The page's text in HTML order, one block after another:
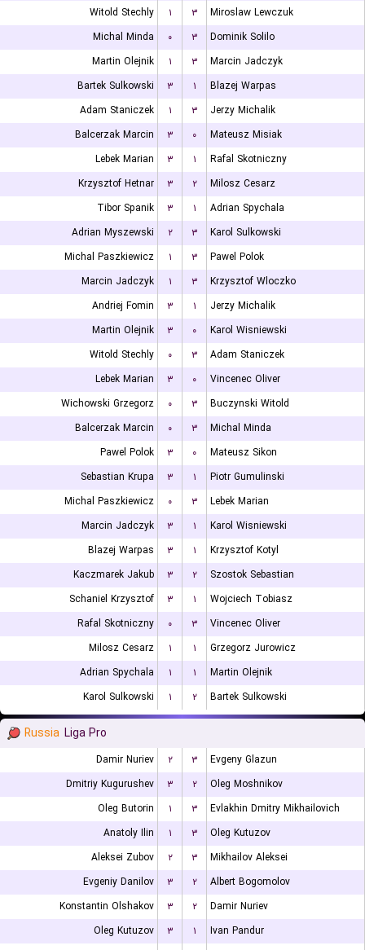
Witold Stechly
۱ ۳
Miroslaw Lewczuk
Michal Minda
۰ ۳
Dominik Solilo
Martin Olejnik
۱ ۳
Marcin Jadczyk
Bartek Sulkowski
۳ ۱
Blazej Warpas
Adam Staniczek
۱ ۳
Jerzy Michalik
Balcerzak Marcin
۳ ۰
Mateusz Misiak
Lebek Marian
۳ ۱
Rafal Skotniczny
Krzysztof Hetnar
۳ ۲
Milosz Cesarz
Tibor Spanik
۳ ۱
Adrian Spychala
Adrian Myszewski
۲ ۳
Karol Sulkowski
Michal Paszkiewicz
۱ ۳
Pawel Polok
Marcin Jadczyk
۱ ۳
Krzysztof Wloczko
Andriej Fomin
۳ ۱
Jerzy Michalik
Martin Olejnik
۳ ۰
Karol Wisniewski
Witold Stechly
۰ ۳
Adam Staniczek
Lebek Marian
۳ ۰
Vincenec Oliver
Wichowski Grzegorz
۰ ۳
Buczynski Witold
Balcerzak Marcin
۰ ۳
Michal Minda
Pawel Polok
۳ ۰
Mateusz Sikon
Sebastian Krupa
۳ ۱
Piotr Gumulinski
Michal Paszkiewicz
۰ ۳
Lebek Marian
Marcin Jadczyk
۳ ۱
Karol Wisniewski
Blazej Warpas
۳ ۱
Krzysztof Kotyl
Kaczmarek Jakub
۳ ۲
Szostok Sebastian
Schaniel Krzysztof
۳ ۱
Wojciech Tobiasz
Rafal Skotniczny
۰ ۳
Vincenec Oliver
Milosz Cesarz
۱ ۱
Grzegorz Jurowicz
Adrian Spychala
۱ ۱
Martin Olejnik
Karol Sulkowski
۱ ۲ Bartek Sulkowski
Russia Liga Pro
Damir Nuriev ۲ ۳
Evgeny Glazun
Dmitriy Kugurushev
۳ ۲
Oleg Moshnikov
Oleg Butorin
۱ ۳
Evlakhin Dmitry Mikhailovich
Anatoly Ilin
۱ ۳
Oleg Kutuzov
Aleksei Zubov
۲ ۳
Mikhailov Aleksei
Evgeniy Danilov
۳ ۲
Albert Bogomolov
Konstantin Olshakov
۳ ۲
Damir Nuriev
Oleg Kutuzov
۳ ۱
Ivan Pandur